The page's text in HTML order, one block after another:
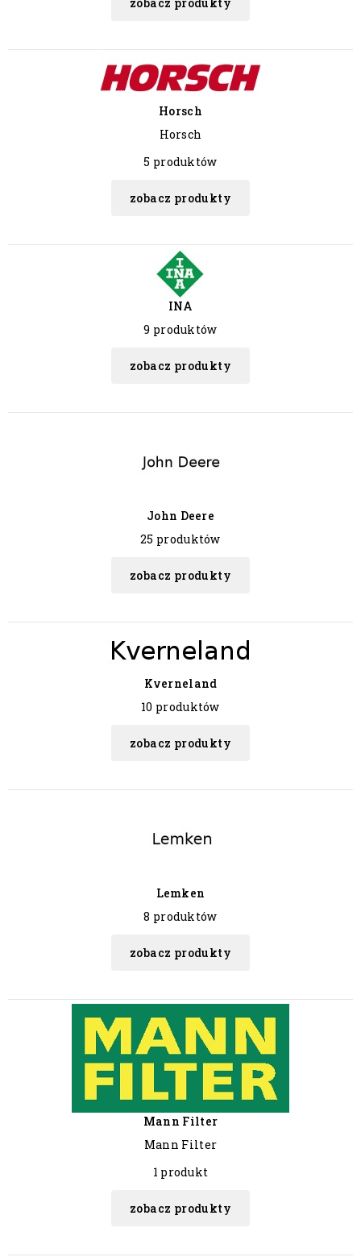
Horsch
Horsch
5 produktów
zobacz produkty
INA
9 produktów
zobacz produkty
John Deere
25 produktów
zobacz produkty
Kverneland
10 produktów
zobacz produkty
Lemken
8 produktów
zobacz produkty
Mann Filter
Mann Filter
1 produkt
zobacz produkty